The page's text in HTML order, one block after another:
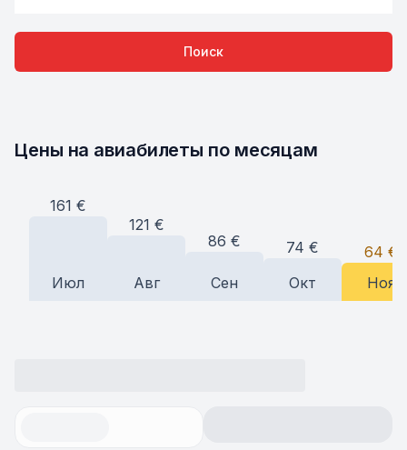
Поиск
Цены на авиабилеты по месяцам
161 €
Июл
121 €
Авг
86 €
Сен
74 €
Окт
64 €
Ноя